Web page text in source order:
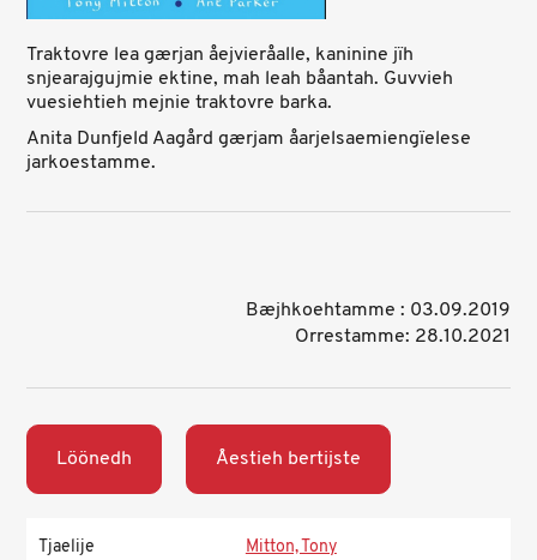
Traktovre lea gærjan åejvieråalle, kaninine jïh
snjearajgujmie ektine, mah leah båantah. Guvvieh
vuesiehtieh mejnie traktovre barka.
Anita Dunfjeld Aagård gærjam åarjelsaemiengïelese
jarkoestamme.
Bæjhkoehtamme : 03.09.2019
Orrestamme: 28.10.2021
Löönedh Åestieh bertijste
Tjaelije
Mitton, Tony